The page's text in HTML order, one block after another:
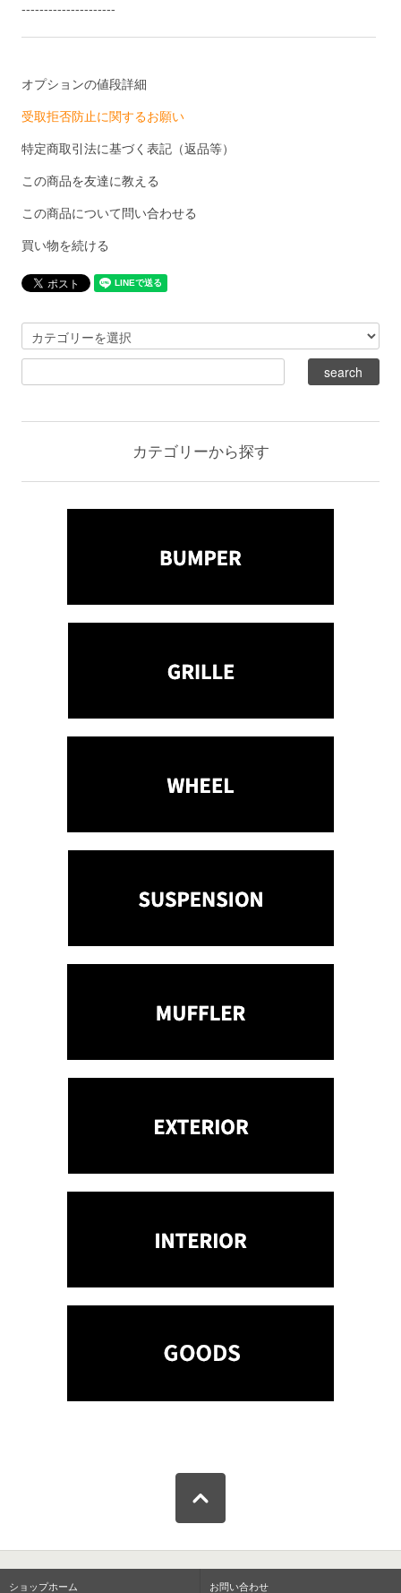
---------------------
オプションの値段詳細
受取拒否防止に関するお願い
特定商取引法に基づく表記（返品等）
この商品を友達に教える
この商品について問い合わせる
買い物を続ける
カテゴリーから探す
ショップホーム お問い合わせ